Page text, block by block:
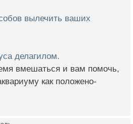
вылечить ваших
делагилом.
вмешаться и вам помочь,
как положено-